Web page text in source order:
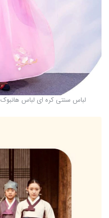
لباس سنتی کره ای لباس هانبوک Hanbok لباس زنانه کاخ کره ای ...